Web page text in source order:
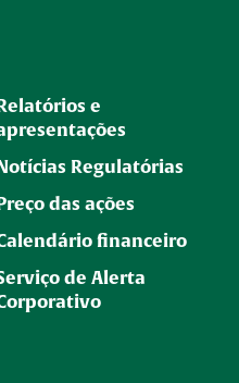
e
Regulatórias
das ações
financeiro
de Alerta